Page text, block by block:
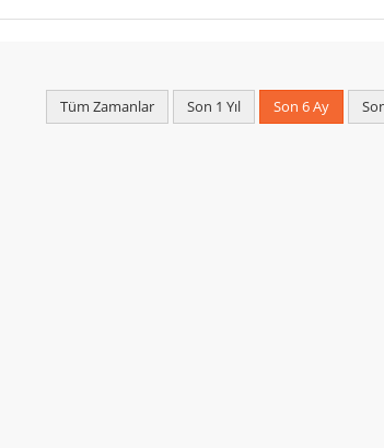
Tüm Zamanlar Son 1 Yıl Son 6 Ay